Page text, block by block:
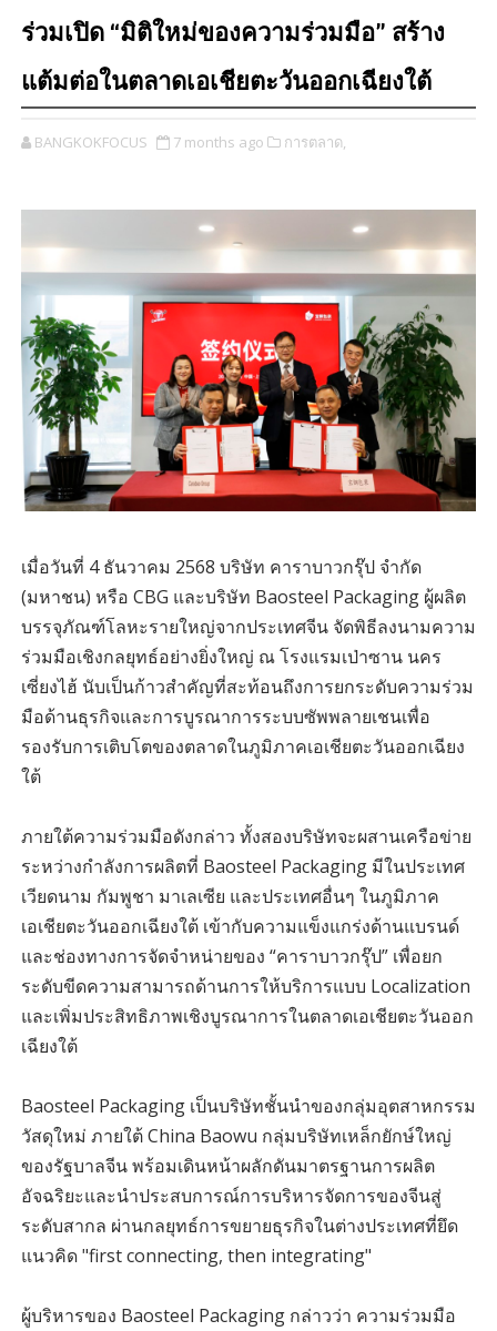
ร่วมเปิด “มิติใหม่ของความร่วมมือ” สร้าง
แต้มต่อในตลาดเอเชียตะวันออกเฉียงใต้
BANGKOKFOCUS 7 months ago การตลาด,
เมื่อวันที่ 4 ธันวาคม 2568 บริษัท คาราบาวกรุ๊ป จำกัด
(มหาชน) หรือ CBG และบริษัท Baosteel Packaging ผู้ผลิต
บรรจุภัณฑ์โลหะรายใหญ่จากประเทศจีน จัดพิธีลงนามความ
ร่วมมือเชิงกลยุทธ์อย่างยิ่งใหญ่ ณ โรงแรมเป่าซาน นคร
เซี่ยงไฮ้ นับเป็นก้าวสำคัญที่สะท้อนถึงการยกระดับความร่วม
มือด้านธุรกิจและการบูรณาการระบบซัพพลายเชนเพื่อ
รองรับการเติบโตของตลาดในภูมิภาคเอเชียตะวันออกเฉียง
ใต้
ภายใต้ความร่วมมือดังกล่าว ทั้งสองบริษัทจะผสานเครือข่าย
ระหว่างกำลังการผลิตที่ Baosteel Packaging มีในประเทศ
เวียดนาม กัมพูชา มาเลเซีย และประเทศอื่นๆ ในภูมิภาค
เอเชียตะวันออกเฉียงใต้ เข้ากับความแข็งแกร่งด้านแบรนด์
และช่องทางการจัดจำหน่ายของ “คาราบาวกรุ๊ป” เพื่อยก
ระดับขีดความสามารถด้านการให้บริการแบบ Localization
และเพิ่มประสิทธิภาพเชิงบูรณาการในตลาดเอเชียตะวันออก
เฉียงใต้
Baosteel Packaging เป็นบริษัทชั้นนำของกลุ่มอุตสาหกรรม
วัสดุใหม่ ภายใต้ China Baowu กลุ่มบริษัทเหล็กยักษ์ใหญ่
ของรัฐบาลจีน พร้อมเดินหน้าผลักดันมาตรฐานการผลิต
อัจฉริยะและนำประสบการณ์การบริหารจัดการของจีนสู่
ระดับสากล ผ่านกลยุทธ์การขยายธุรกิจในต่างประเทศที่ยึด
แนวคิด "first connecting, then integrating"
ผู้บริหารของ Baosteel Packaging กล่าวว่า ความร่วมมือ